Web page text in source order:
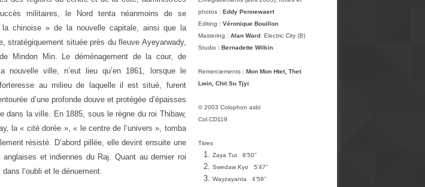
militaires, le Nord tenta néanmoins de se
chinoise » de la nouvelle capitale, ainsi que la
stratégiquement située près du fleuve Ayeyarwady,
Mindon Min. Le déménagement de la cour, de
nouvelle ville, n’eut lieu qu’en 1861, lorsque le
au milieu de laquelle il est situé, furent
d’une profonde douve et protégée d’épaisses
dans la ville. En 1885, sous le règne du roi Thibaw,
la « cité dorée », « le centre de l’univers », tomba
résisté. D’abord pillée, elle devint ensuite une
et indiennes du Raj. Quant au dernier roi
l’oubli et le dénuement.
photos : Eddy Pennewaert
Editing : Véronique Bouillon
Mastering : Alan Ward­ Electric City (B)
Studio : Bernadette Wilkin
Remerciements : Mon Mon Htet, Thet
Lwin, Chit Su Tjyi
© 2003 Colophon asbl
Col.CD119
Titres
Zaya Tut 8’50’’
Swedaw Kyo 5’47’’
Wayzayanta 4’59’’